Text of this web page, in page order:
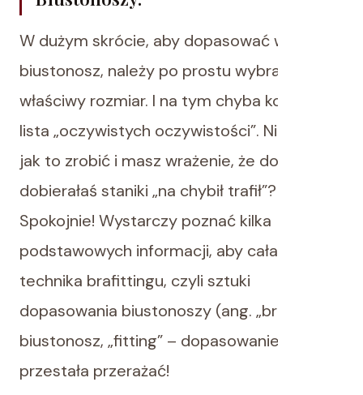
W dużym skrócie, aby dopasować wygodny
biustonosz, należy po prostu wybrać
właściwy rozmiar. I na tym chyba kończy się
lista „oczywistych oczywistości”. Nie wiesz
jak to zrobić i masz wrażenie, że do tej pory
dobierałaś staniki „na chybił trafił”?
Spokojnie! Wystarczy poznać kilka
podstawowych informacji, aby cała
technika brafittingu, czyli sztuki
dopasowania biustonoszy (ang. „bra” –
biustonosz, „fitting” – dopasowanie)
przestała przerażać!